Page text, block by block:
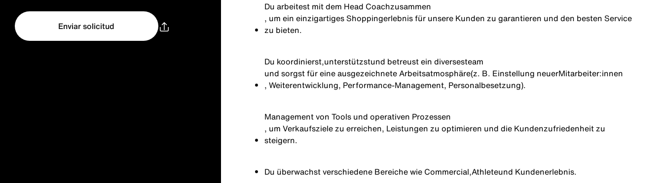
Enviar solicitud
Du arbeitest mit dem Head Coachzusammen
, um ein einzigartiges Shoppingerlebnis für unsere Kunden zu garantieren und den besten Service
zu bieten.
Du koordinierst,unterstützstund betreust ein diversesteam
und sorgst für eine ausgezeichnete Arbeitsatmosphäre(z. B. Einstellung neuerMitarbeiter:innen
, Weiterentwicklung, Performance-Management, Personalbesetzung).
Management von Tools und operativen Prozessen
, um Verkaufsziele zu erreichen, Leistungen zu optimieren und die Kundenzufriedenheit zu
steigern.
Du überwachst verschiedene Bereiche wie Commercial,Athleteund Kundenerlebnis.